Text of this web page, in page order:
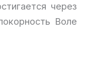
через
Воле